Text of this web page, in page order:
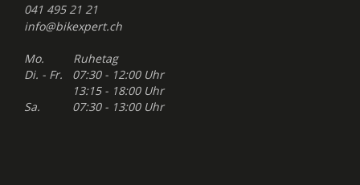
041 495 21 21
info@bikexpert.ch
Mo. Ruhetag
Di. - Fr. 07:30 - 12:00 Uhr
13:15 - 18:00 Uhr
Sa. 07:30 - 13:00 Uhr